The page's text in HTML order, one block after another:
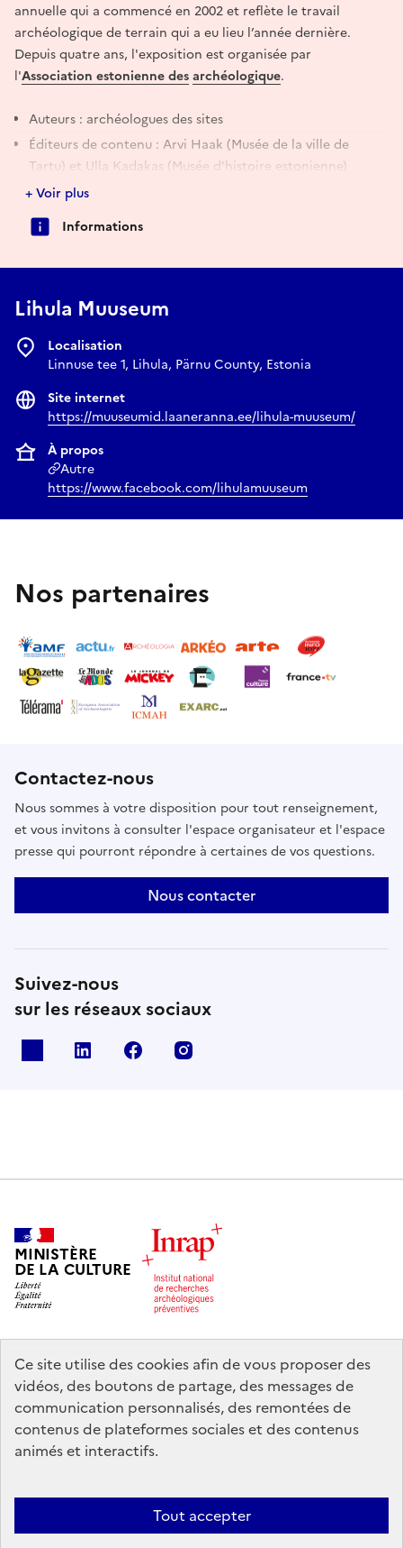
Ce site utilise des cookies afin de vous proposer des
vidéos, des boutons de partage, des messages de
communication personnalisés, des remontées de
contenus de plateformes sociales et des contenus
animés et interactifs.
Tout accepter
annuelle qui a commencé en 2002 et reflète le travail
archéologique de terrain qui a eu lieu l’année dernière.
Depuis quatre ans, l'exposition est organisée par
l'Association estonienne desarchéologique.
Auteurs : archéologues des sites
Éditeurs de contenu : Arvi Haak (Musée de la ville de
Tartu) et Ulla Kadakas (Musée d'histoire estonienne)
Éditeur de langue : Hille Saluäär
Conçu par : Jaana Ratas
Communication : Monika Reppo
Supporters : Eesti Kultuurkapital, OÜ Arheograator, MTÜ
Keskvere Kultuurikoda.
L’exposition au Musée Lihula est ouverte jusqu’au 30 juin.
Informations sur les billets pour le musée Lihula :
6€ adulte
billet famille 14€ ((2 adultes + enfants)
+ Voir plus
Informations
Lihula Muuseum
Localisation
Linnuse tee 1, Lihula, Pärnu County, Estonia
Site internet
https://muuseumid.laaneranna.ee/lihula-muuseum/
À propos
Autre
https://www.facebook.com/lihulamuuseum
Nos partenaires
Contactez-nous
Nous sommes à votre disposition pour tout renseignement,
et vous invitons à consulter l'espace organisateur et l'espace
presse qui pourront répondre à certaines de vos questions.
Nous contacter
Suivez-nous
sur les réseaux sociaux
Linkedin Facebook
MINISTÈRE
DE LA CULTURE
legifrance.gouv.fr
info.gouv.fr
service-public.gouv.fr
data.gouv.fr
Nous contacter Mentions légales
Accessibilité : partiellement
Politique d’utilisation des témoins de connexion (cookies)